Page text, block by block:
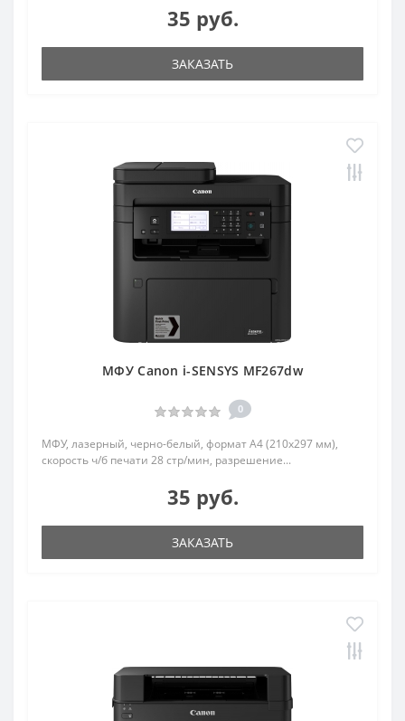
35 руб.
ЗАКАЗАТЬ
МФУ Canon i-SENSYS MF267dw
0
МФУ, лазерный, черно-белый, формат A4 (210x297 мм),
скорость ч/б печати 28 стр/мин, разрешение...
35 руб.
ЗАКАЗАТЬ